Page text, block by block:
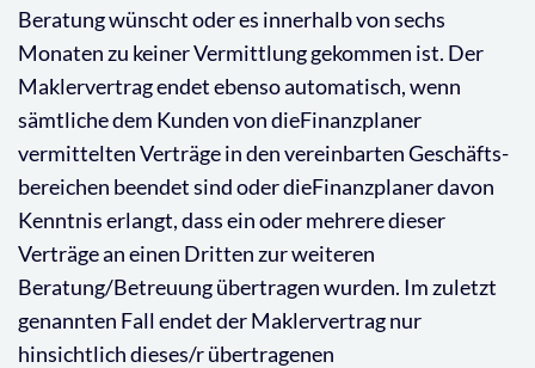
Beratung wünscht oder es innerhalb von sechs
Monaten zu keiner Vermittlung gekommen ist. Der
Maklervertrag endet ebenso automatisch, wenn
sämtliche dem Kunden von dieFinanzplaner
vermittelten Verträge in den vereinbarten Geschäfts­
bereichen beendet sind oder dieFinanzplaner davon
Kenntnis erlangt, dass ein oder mehrere dieser
Verträge an einen Dritten zur weiteren
Beratung/Betreuung übertragen wurden. Im zuletzt
genannten Fall endet der Maklervertrag nur
hinsichtlich dieses/r übertragenen